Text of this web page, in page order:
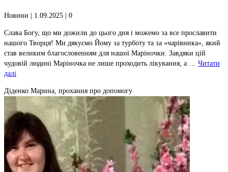
Новини | 1.09.2025 | 0
Слава Богу, що ми дожили до цього дня і можемо за все прославити
нашого Творця! Ми дякуємо Йому за турботу та за «чарівника», який
став великим благословенням для нашої Маріночки. Завдяки цій
чудовій людині Маріночка не лише проходить лікування, а … Читати
далі
Діденко Марина, прохання про допомогу